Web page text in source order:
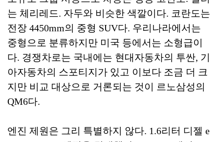
는 체리레드. 자두와 비슷한 색깔이다. 코란도는
전장 4450mm의 중형 SUV다. 우리나라에서는
중형으로 분류하지만 미국 등에서는 소형급이
다. 경쟁차로는 국내에는 현대자동차의 투싼, 기
아자동차의 스포티지가 있고 이보다 조금 더 크
지만 비교 대상으로 거론되는 것이 르노삼성의
QM6다.
엔진 제원은 그리 특별하지 않다. 1.6리터 디젤 e